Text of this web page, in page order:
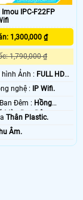
IPC-F22FP
1,300,000 ₫
1,790,000 ₫
hình Ảnh : FULL HD
🌠 Camera Công nghệ :
IP Wifi.
💥 Xem Được Ban Đêm : Hồng
Ban Ðêm.
Thân Plastic.
Âm.